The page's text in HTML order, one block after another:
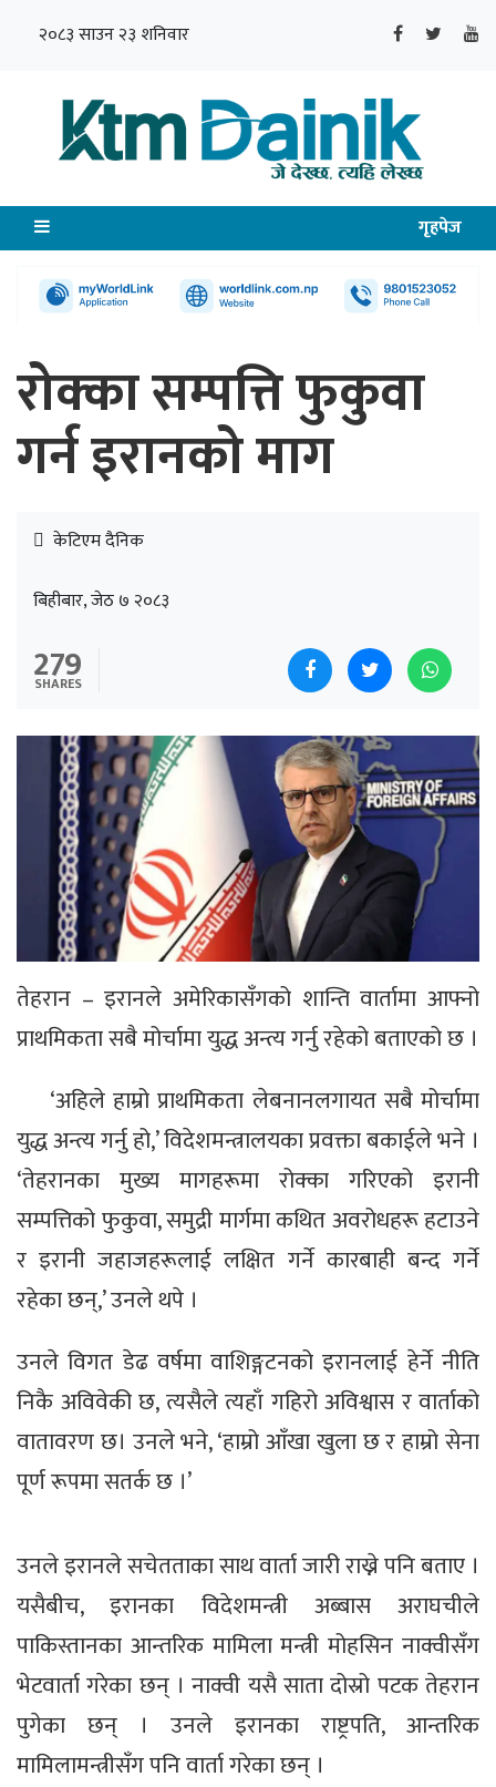
२०८३ साउन २३ शनिवार
गृहपेज
रोक्का सम्पत्ति फुकुवा
गर्न इरानको माग
केटिएम दैनिक
बिहीबार, जेठ ७ २०८३
279
SHARES
तेहरान – इरानले अमेरिकासँगको शान्ति वार्तामा आफ्नो
प्राथमिकता सबै मोर्चामा युद्ध अन्त्य गर्नु रहेको बताएको छ ।
‘अहिले हाम्रो प्राथमिकता लेबनानलगायत सबै मोर्चामा
युद्ध अन्त्य गर्नु हो,’ विदेशमन्त्रालयका प्रवक्ता बकाईले भने ।
‘तेहरानका मुख्य मागहरूमा रोक्का गरिएको इरानी
सम्पत्तिको फुकुवा, समुद्री मार्गमा कथित अवरोधहरू हटाउने
र इरानी जहाजहरूलाई लक्षित गर्ने कारबाही बन्द गर्ने
रहेका छन्,’ उनले थपे ।
उनले विगत डेढ वर्षमा वाशिङ्गटनको इरानलाई हेर्ने नीति
निकै अविवेकी छ, त्यसैले त्यहाँ गहिरो अविश्वास र वार्ताको
वातावरण छ। उनले भने, ‘हाम्रो आँखा खुला छ र हाम्रो सेना
पूर्ण रूपमा सतर्क छ ।’
उनले इरानले सचेतताका साथ वार्ता जारी राख्ने पनि बताए ।
यसैबीच, इरानका विदेशमन्त्री अब्बास अराघचीले
पाकिस्तानका आन्तरिक मामिला मन्त्री मोहसिन नाक्वीसँग
भेटवार्ता गरेका छन् । नाक्वी यसै साता दोस्रो पटक तेहरान
पुगेका छन् । उनले इरानका राष्ट्रपति, आन्तरिक
मामिलामन्त्रीसँग पनि वार्ता गरेका छन् ।